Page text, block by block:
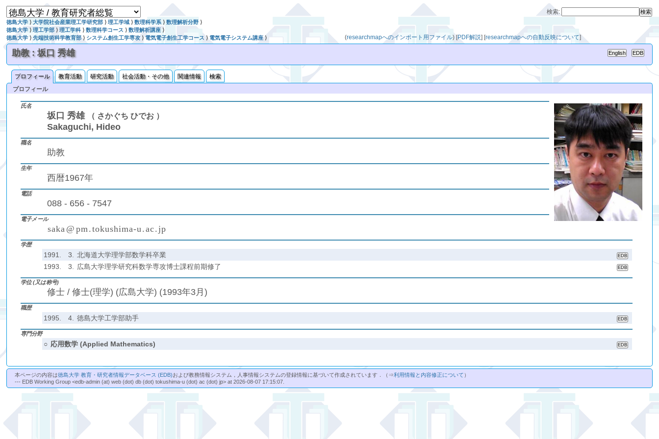
検索:
徳島大学 ⟩大学院社会産業理工学研究部 ⟩理工学域 ⟩数理科学系 ⟩数理解析分野 ⟩
徳島大学 ⟩理工学部 ⟩理工学科 ⟩数理科学コース ⟩数理解析講座 ⟩
徳島大学⟩先端技術科学教育部⟩ システム創生工学専攻 ⟩電気電子創生工学コース ⟩電気電子システム講座⟩ (researchmapへのインポート用ファイル) [PDF解説] [researchmapへの自動反映について]
助教 : 坂口 秀雄
プロフィール 教育活動 研究活動 社会活動・その他 関連情報
検索
プロフィール
氏名
坂口 秀雄 （ さかぐち ひでお ）
Sakaguchi, Hideo
職名
助教
生年
西暦1967年
電話
088 - 656 - 7547
電子メール
saka @ pm.tokushima-u.ac. jp
学歴
1991. 3.
北海道大学理学部数学科卒業
1993.
3. 広島大学理学研究科数学専攻博士課程前期修了
学位 (又は称号)
修士 / 修士(理学) (広島大学) (1993年3月)
職歴
1995. 4. 徳島大学工学部助手
専門分野
○ 応用数学 (Applied Mathematics)
本ページの内容は徳島大学 教育・研究者情報データベース (EDB)および教務情報システム，人事情報システムの登録情報に基づいて作成されています．（⇒利用情報と内容修正について ）
--- EDB Working Group <edb-admin (at) web (dot) db (dot) tokushima-u (dot) ac (dot) jp> at 2026-08-07 17:15:07.